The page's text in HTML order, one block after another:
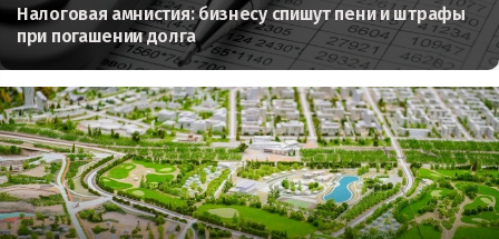
Налоговая амнистия: бизнесу спишут пени и штрафы
при погашении долга